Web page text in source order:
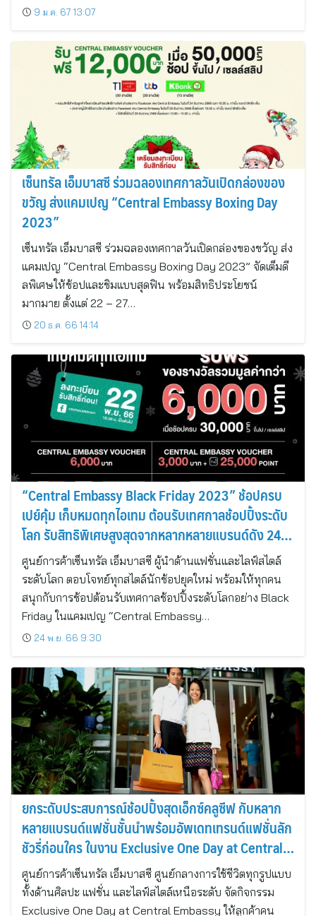
9 ม.ค. 67 13:07
เซ็นทรัล เอ็มบาสซี ร่วมฉลองเทศกาลวันเปิดกล่องของ
ขวัญ ส่งแคมเปญ “Central Embassy Boxing Day
2023”
เซ็นทรัล เอ็มบาสซี ร่วมฉลองเทศกาลวันเปิดกล่องของขวัญ ส่ง
แคมเปญ “Central Embassy Boxing Day 2023” จัดเต็มดี
ลพิเศษให้ช้อปและชิมแบบสุดฟิน พร้อมสิทธิประโยชน์
มากมาย ตั้งแต่ 22 – 27…
20 ธ.ค. 66 14:14
“Central Embassy Black Friday 2023” ช้อปครบ
เปย์คุ้ม เก็บหมดทุกไอเทม ต้อนรับเทศกาลช้อปปิ้งระดับ
โลก รับสิทธิพิเศษสูงสุดจากหลากหลายแบรนด์ดัง 24
พ.ย. 66 นี้ วันเดียวเท่านั้น! ที่เซ็นทรัล เอ็มบาสซี
ศูนย์การค้าเซ็นทรัล เอ็มบาสซี ผู้นำด้านแฟชั่นและไลฟ์สไตล์
ระดับโลก ตอบโจทย์ทุกสไตล์นักช้อปยุคใหม่ พร้อมให้ทุกคน
สนุกกับการช้อปต้อนรับเทศกาลช้อปปิ้งระดับโลกอย่าง Black
Friday ในแคมเปญ “Central Embassy…
24 พ.ย. 66 9:30
ยกระดับประสบการณ์ช้อปปิ้งสุดเอ็กซ์คลูซีฟ กับหลาก
หลายแบรนด์แฟชั่นชั้นนำพร้อมอัพเดทเทรนด์แฟชั่นลัก
ชัวรี่ก่อนใคร ในงาน Exclusive One Day at Central
Embassy
ศูนย์การค้าเซ็นทรัล เอ็มบาสซี ศูนย์กลางการใช้ชีวิตทุกรูปแบบ
ทั้งด้านศิลปะ แฟชั่น และไลฟ์สไตล์เหนือระดับ จัดกิจกรรม
Exclusive One Day at Central Embassy ให้ลูกค้าคน